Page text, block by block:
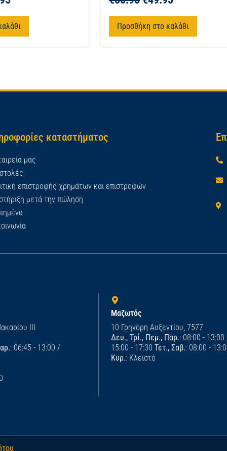
Προσθήκη στο καλάθι
καταστήματος
μας
επιστροφής χρημάτων και επιστροφών
μετά την πώληση
ΙΙΙ
: 06:45 - 13:00 /
Μαζωτός
10 Γρηγόρη Αυξεντίου, 7577
Δευ., Τρί., Πεμ., Παρ.: 08:00 - 13:00
15:00 - 17:30 Τετ., Σαβ.: 08:00 -
Κυρ.: Κλειστό